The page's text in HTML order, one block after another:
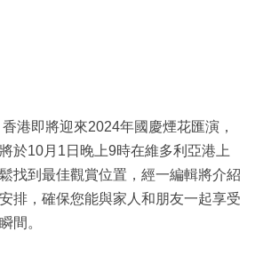
香港即將迎來2024年國慶煙花匯演，
於10月1日晚上9時在維多利亞港上
找到最佳觀賞位置，經一編輯將介紹
排，確保您能與家人和朋友一起享受
間。